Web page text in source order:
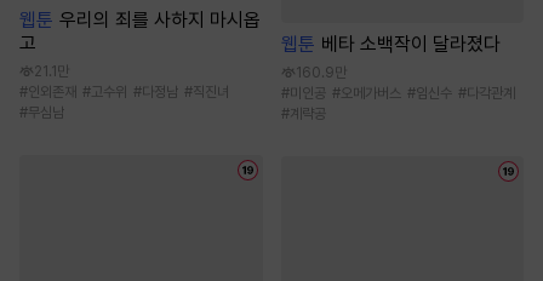
웹툰 우리의 죄를 사하지 마시옵
고
21.1만
#인외존재 #고수위 #다정남 #직진녀
#무심남
웹툰 베타 소백작이 달라졌다
160.9만
#미인공 #오메가버스 #임신수 #다각관계
#계략공